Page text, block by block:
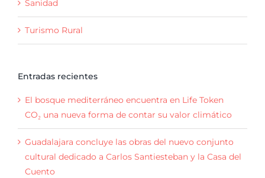
Sanidad
Turismo Rural
Entradas recientes
El bosque mediterráneo encuentra en Life Token
CO₂ una nueva forma de contar su valor climático
Guadalajara concluye las obras del nuevo conjunto
cultural dedicado a Carlos Santiesteban y la Casa del
Cuento